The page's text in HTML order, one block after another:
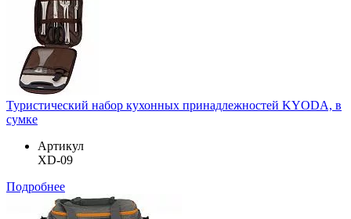
Туристический набор кухонных принадлежностей KYODA, в
сумке
Артикул
XD-09
Подробнее